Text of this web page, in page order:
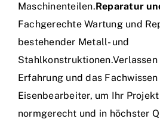
Maschinenteilen.Reparatur
Fachgerechte Wartung und
bestehender Metall- und
Erfahrung und das
Eisenbearbeiter, um Ihr
normgerecht und in höchster